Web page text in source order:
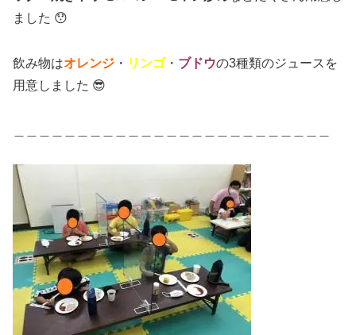
ました 😯
飲み物はオレンジ ・ リンゴ・ ブドウの3種類のジュースを
用意しました 😎